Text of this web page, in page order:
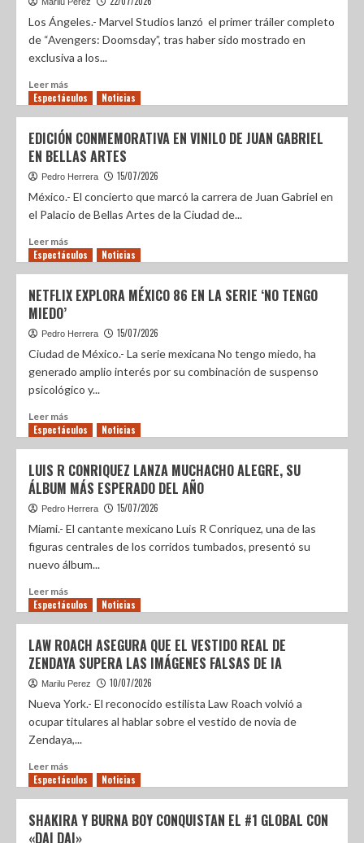
Los Ángeles.- Marvel Studios lanzó el primer tráiler completo
de “Avengers: Doomsday”, tras haber sido mostrado en
exclusiva a los...
Leer más
Espectáculos Noticias
EDICIÓN CONMEMORATIVA EN VINILO DE JUAN GABRIEL
EN BELLAS ARTES
Pedro Herrera 15/07/2026
México.- El concierto que marcó la carrera de Juan Gabriel en
el Palacio de Bellas Artes de la Ciudad de...
Leer más
Espectáculos Noticias
NETFLIX EXPLORA MÉXICO 86 EN LA SERIE ‘NO TENGO
MIEDO’
Pedro Herrera 15/07/2026
Ciudad de México.- La serie mexicana No tengo miedo, ha
generado amplio interés por su combinación de suspenso
psicológico y...
Leer más
Espectáculos Noticias
LUIS R CONRIQUEZ LANZA MUCHACHO ALEGRE, SU
ÁLBUM MÁS ESPERADO DEL AÑO
Pedro Herrera 15/07/2026
Miami.- El cantante mexicano Luis R Conriquez, una de las
figuras centrales de los corridos tumbados, presentó su
nuevo álbum...
Leer más
Espectáculos Noticias
LAW ROACH ASEGURA QUE EL VESTIDO REAL DE
ZENDAYA SUPERA LAS IMÁGENES FALSAS DE IA
Marilu Perez 10/07/2026
Nueva York.- El reconocido estilista Law Roach volvió a
ocupar titulares al hablar sobre el vestido de novia de
Zendaya,...
Leer más
Espectáculos Noticias
SHAKIRA Y BURNA BOY CONQUISTAN EL #1 GLOBAL CON
«DAI DAI»